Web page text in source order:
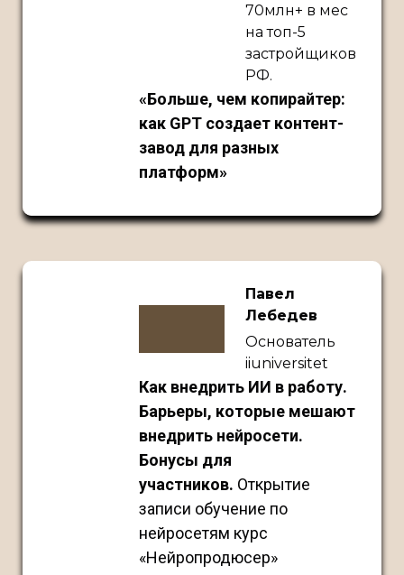
70млн+ в мес
на топ-5
застройщиков
РФ.
«Больше, чем копирайтер:
как GPT создает контент-
завод для разных
платформ»
Павел
Лебедев
Основатель
iiuniversitet
Как внедрить ИИ в работу.
Барьеры, которые мешают
внедрить нейросети.
Бонусы для
участников. Открытие
записи обучение по
нейросетям курс
«Нейропродюсер»